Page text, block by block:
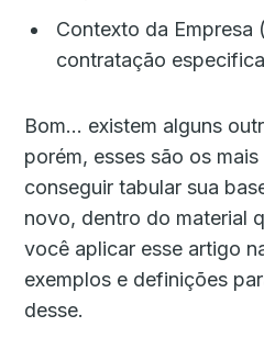
Contexto da Empresa
contratação
Bom… existem alguns
porém, esses são os
conseguir tabular sua
novo, dentro do material
você aplicar esse artigo
exemplos e definições
desse.